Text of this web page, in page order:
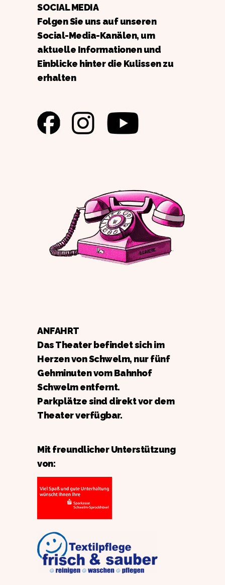
SOCIAL MEDIA
Folgen Sie uns auf unseren
Social-Media-Kanälen, um
aktuelle Informationen und
Einblicke hinter die Kulissen zu
erhalten
ANFAHRT
Das Theater befindet sich im
Herzen von Schwelm, nur fünf
Gehminuten vom Bahnhof
Schwelm entfernt.
Parkplätze sind direkt vor dem
Theater verfügbar.
Mit freundlicher Unterstützung
von: